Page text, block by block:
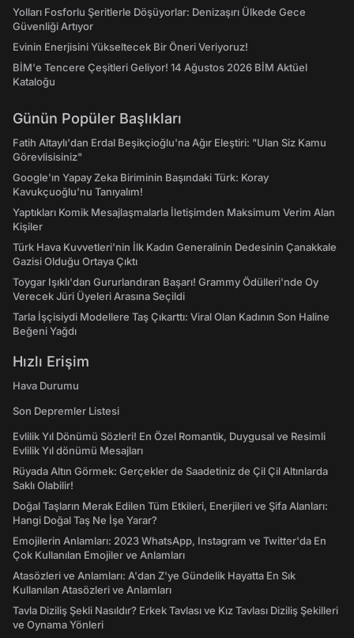
Yolları Fosforlu Şeritlerle Döşüyorlar: Denizaşırı Ülkede Gece
Güvenliği Artıyor
Evinin Enerjisini Yükseltecek Bir Öneri Veriyoruz!
BİM'e Tencere Çeşitleri Geliyor! 14 Ağustos 2026 BİM Aktüel
Kataloğu
Günün Popüler Başlıkları
Fatih Altaylı'dan Erdal Beşikçioğlu'na Ağır Eleştiri: "Ulan Siz Kamu
Görevlisisiniz"
Google'ın Yapay Zeka Biriminin Başındaki Türk: Koray
Kavukçuoğlu'nu Tanıyalım!
Yaptıkları Komik Mesajlaşmalarla İletişimden Maksimum Verim Alan
Kişiler
Türk Hava Kuvvetleri'nin İlk Kadın Generalinin Dedesinin Çanakkale
Gazisi Olduğu Ortaya Çıktı
Toygar Işıklı'dan Gururlandıran Başarı! Grammy Ödülleri'nde Oy
Verecek Jüri Üyeleri Arasına Seçildi
Tarla İşçisiydi Modellere Taş Çıkarttı: Viral Olan Kadının Son Haline
Beğeni Yağdı
Hızlı Erişim
Hava Durumu
Son Depremler Listesi
Evlilik Yıl Dönümü Sözleri! En Özel Romantik, Duygusal ve Resimli
Evlilik Yıl dönümü Mesajları
Rüyada Altın Görmek: Gerçekler de Saadetiniz de Çil Çil Altınlarda
Saklı Olabilir!
Doğal Taşların Merak Edilen Tüm Etkileri, Enerjileri ve Şifa Alanları:
Hangi Doğal Taş Ne İşe Yarar?
Emojilerin Anlamları: 2023 WhatsApp, Instagram ve Twitter'da En
Çok Kullanılan Emojiler ve Anlamları
Atasözleri ve Anlamları: A'dan Z'ye Gündelik Hayatta En Sık
Kullanılan Atasözleri ve Anlamları
Tavla Diziliş Şekli Nasıldır? Erkek Tavlası ve Kız Tavlası Diziliş Şekilleri
ve Oynama Yönleri